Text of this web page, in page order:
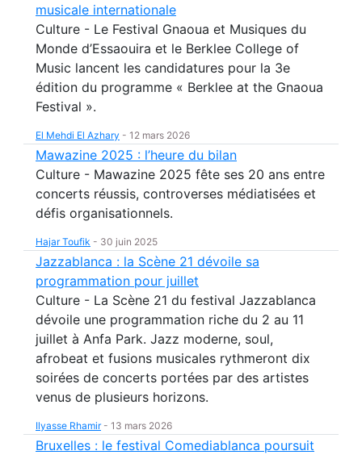
musicale internationale
Culture - Le Festival Gnaoua et Musiques du
Monde d’Essaouira et le Berklee College of
Music lancent les candidatures pour la 3e
édition du programme « Berklee at the Gnaoua
Festival ».
El Mehdi El Azhary - 12 mars 2026
Mawazine 2025 : l’heure du bilan
Culture - Mawazine 2025 fête ses 20 ans entre
concerts réussis, controverses médiatisées et
défis organisationnels.
Hajar Toufik - 30 juin 2025
Jazzablanca : la Scène 21 dévoile sa
programmation pour juillet
Culture - La Scène 21 du festival Jazzablanca
dévoile une programmation riche du 2 au 11
juillet à Anfa Park. Jazz moderne, soul,
afrobeat et fusions musicales rythmeront dix
soirées de concerts portées par des artistes
venus de plusieurs horizons.
Ilyasse Rhamir- 13 mars 2026
Bruxelles : le festival Comediablanca poursuit